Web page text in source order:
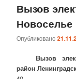
Вызов
Новоселье
Опубликовано
Вызов
район